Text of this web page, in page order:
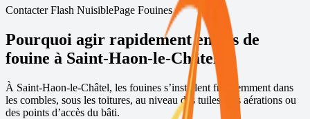
Contacter Flash NuisiblePage Fouines
Pourquoi agir rapidement en cas de
fouine à Saint-Haon-le-Châtel
À Saint-Haon-le-Châtel, les fouines s’installent fréquemment dans
les combles, sous les toitures, au niveau des tuiles, des aérations ou
des points d’accès du bâti.